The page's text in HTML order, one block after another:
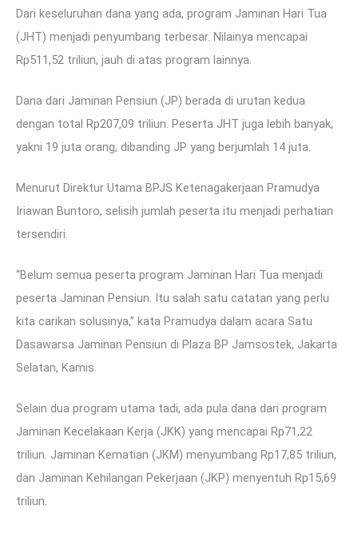
Dari keseluruhan dana yang ada, program Jaminan Hari Tua
(JHT) menjadi penyumbang terbesar. Nilainya mencapai
Rp511,52 triliun, jauh di atas program lainnya.
Dana dari Jaminan Pensiun (JP) berada di urutan kedua
dengan total Rp207,09 triliun. Peserta JHT juga lebih banyak,
yakni 19 juta orang, dibanding JP yang berjumlah 14 juta.
Menurut Direktur Utama BPJS Ketenagakerjaan Pramudya
Iriawan Buntoro, selisih jumlah peserta itu menjadi perhatian
tersendiri.
“Belum semua peserta program Jaminan Hari Tua menjadi
peserta Jaminan Pensiun. Itu salah satu catatan yang perlu
kita carikan solusinya,” kata Pramudya dalam acara Satu
Dasawarsa Jaminan Pensiun di Plaza BP Jamsostek, Jakarta
Selatan, Kamis.
Selain dua program utama tadi, ada pula dana dari program
Jaminan Kecelakaan Kerja (JKK) yang mencapai Rp71,22
triliun. Jaminan Kematian (JKM) menyumbang Rp17,85 triliun,
dan Jaminan Kehilangan Pekerjaan (JKP) menyentuh Rp15,69
triliun.